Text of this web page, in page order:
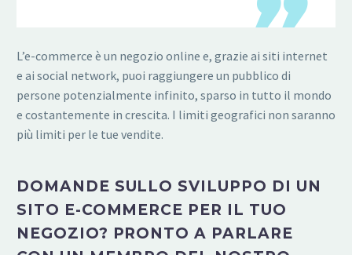
L’e-commerce è un negozio online e, grazie ai siti internet
e ai social network, puoi raggiungere un pubblico di
persone potenzialmente infinito, sparso in tutto il mondo
e costantemente in crescita. I limiti geografici non saranno
più limiti per le tue vendite.
DOMANDE SULLO SVILUPPO DI UN
SITO E-COMMERCE PER IL TUO
NEGOZIO? PRONTO A PARLARE